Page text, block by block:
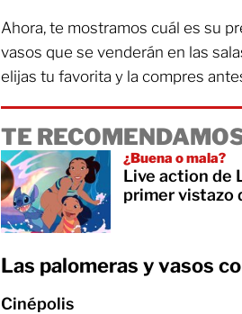
Ahora, te mostramos cuál es su
vasos que se venderán en las
elijas tu favorita y la compres
TE
¿Buena o mala?
Live action de
primer vistazo
Las palomeras y vasos
Cinépolis